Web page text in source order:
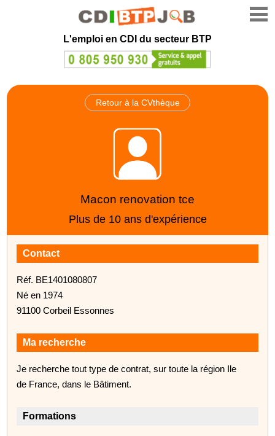
L'emploi en CDI du secteur BTP
Retour à la CVthèque
Macon renovation tce
Plus de 10 ans d'expérience
Contact
Réf. BE1401080807
Né en 1974
91100 Corbeil Essonnes
Ma recherche
Je recherche tout type de contrat, sur toute la région Ile
de France, dans le Bâtiment.
Formations